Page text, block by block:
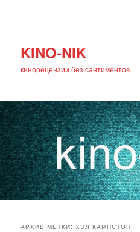
KINO-NIK
кинорецензии без сантиментов
АРХИВ МЕТКИ:ХЭЛ КАМПСТОН